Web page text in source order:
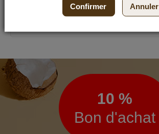
Lettre
d’information
10 %
Bon d'achat
Confirmer Annuler